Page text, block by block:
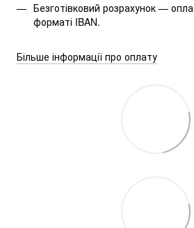
Безготівковий розрахунок —
форматі IBAN.
Більше інформації про оплату